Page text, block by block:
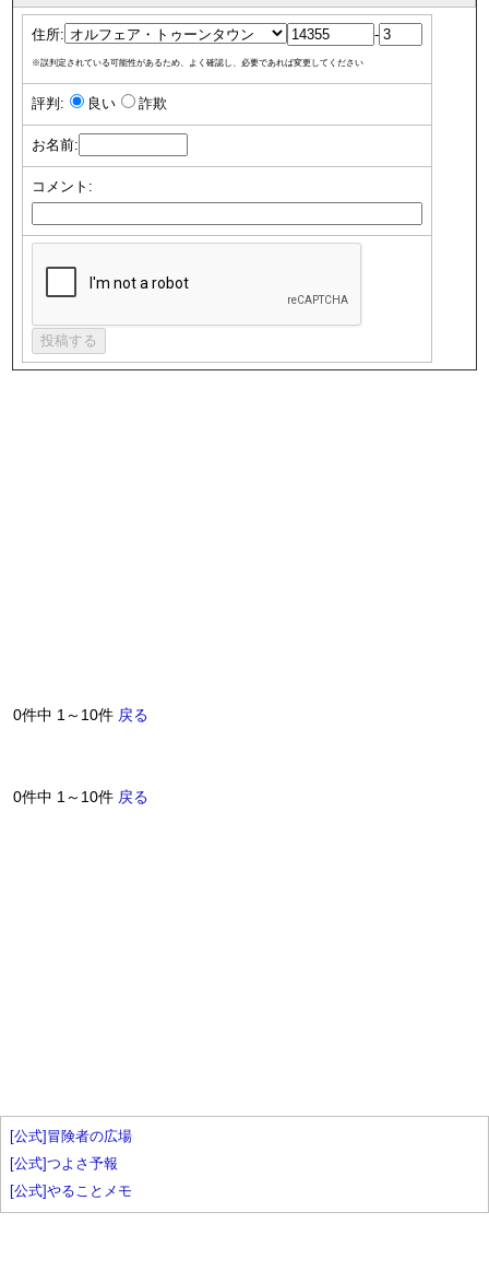
住所: -
※誤判定されている可能性があるため、よく確認し、必要であれば変更してください
評判: 良い 詐欺
お名前:
コメント:
0件中 1～10件 戻る
0件中 1～10件 戻る
[公式]冒険者の広場
[公式]つよさ予報
[公式]やることメモ